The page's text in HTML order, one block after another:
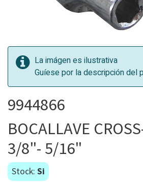
La imágen es ilustrativa
Guíese por la descripción del
9944866
BOCALLAVE
3/8"- 5/16"
Stock: Si